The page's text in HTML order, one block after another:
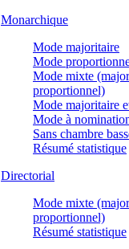
Monarchique
Mode majoritaire
Mode
Mode mixte
proportionnel)
Mode majoritaire
Mode à
Sans chambre
Résumé statistique
Directorial
Mode mixte
proportionnel)
Résumé statistique